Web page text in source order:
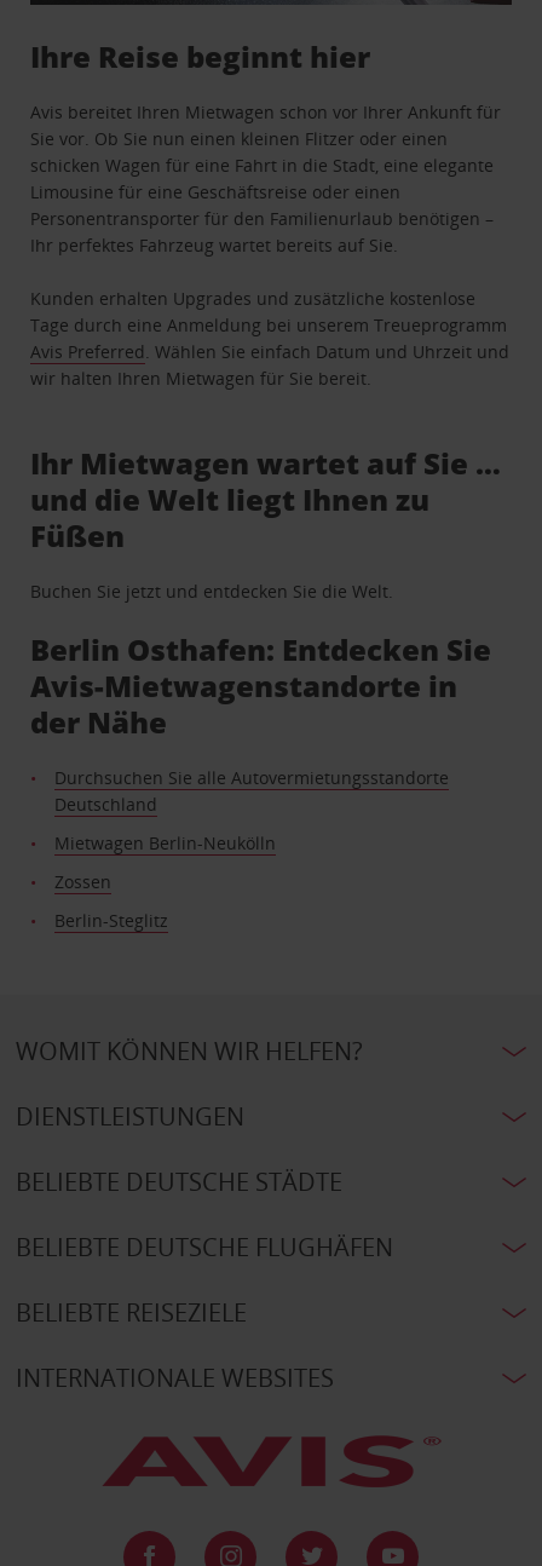
Ihre Reise beginnt hier
Avis bereitet Ihren Mietwagen schon vor Ihrer Ankunft für
Sie vor. Ob Sie nun einen kleinen Flitzer oder einen
schicken Wagen für eine Fahrt in die Stadt, eine elegante
Limousine für eine Geschäftsreise oder einen
Personentransporter für den Familienurlaub benötigen –
Ihr perfektes Fahrzeug wartet bereits auf Sie.
Kunden erhalten Upgrades und zusätzliche kostenlose
Tage durch eine Anmeldung bei unserem Treueprogramm
Avis Preferred . Wählen Sie einfach Datum und Uhrzeit und
wir halten Ihren Mietwagen für Sie bereit.
Ihr Mietwagen wartet auf Sie …
und die Welt liegt Ihnen zu
Füßen
Buchen Sie jetzt und entdecken Sie die Welt.
Berlin Osthafen: Entdecken Sie
Avis-Mietwagenstandorte in
der Nähe
Durchsuchen Sie alle Autovermietungsstandorte
Deutschland
Mietwagen Berlin-Neukölln
Zossen
Berlin-Steglitz
WOMIT KÖNNEN WIR HELFEN?
DIENSTLEISTUNGEN
BELIEBTE DEUTSCHE STÄDTE
BELIEBTE DEUTSCHE FLUGHÄFEN
BELIEBTE REISEZIELE
INTERNATIONALE WEBSITES